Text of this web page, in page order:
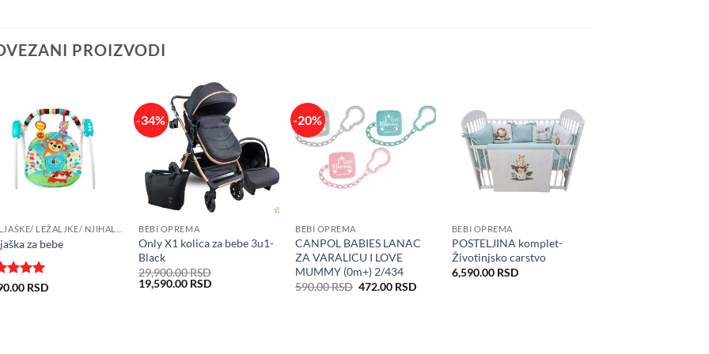
PROIZVODI
za bebe
RSD
-34%
BEBI OPREMA
Only X1 kolica za bebe 3u1-
Black
29,900.00RSD
Originalna
cena
19,590.00 RSDTrenutna
-20%
BEBI OPREMA
CANPOL BABIES LANAC
ZA VARALICU I LOVE
MUMMY (0m+) 2/434
590.00RSD Originalna
472.00 RSDTrenutna
BEBI OPREMA
POSTELJINA komplet-
Životinjsko carstvo
6,590.00 RSD